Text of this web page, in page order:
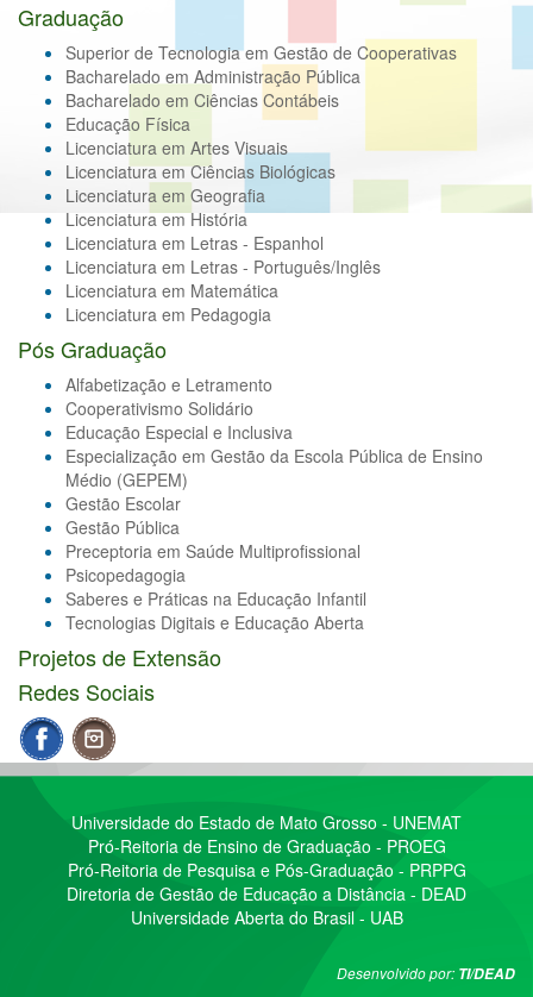
Graduação
Superior de Tecnologia em Gestão de Cooperativas
Bacharelado em Administração Pública
Bacharelado em Ciências Contábeis
Educação Física
Licenciatura em Artes Visuais
Licenciatura em Ciências Biológicas
Licenciatura em Geografia
Licenciatura em História
Licenciatura em Letras - Espanhol
Licenciatura em Letras - Português/Inglês
Licenciatura em Matemática
Licenciatura em Pedagogia
Pós Graduação
Alfabetização e Letramento
Cooperativismo Solidário
Educação Especial e Inclusiva
Especialização em Gestão da Escola Pública de Ensino
Médio (GEPEM)
Gestão Escolar
Gestão Pública
Preceptoria em Saúde Multiprofissional
Psicopedagogia
Saberes e Práticas na Educação Infantil
Tecnologias Digitais e Educação Aberta
Projetos de Extensão
Redes Sociais
Universidade do Estado de Mato Grosso - UNEMAT
Pró-Reitoria de Ensino de Graduação - PROEG
Pró-Reitoria de Pesquisa e Pós-Graduação - PRPPG
Diretoria de Gestão de Educação a Distância - DEAD
Universidade Aberta do Brasil - UAB
Desenvolvido por: TI/DEAD